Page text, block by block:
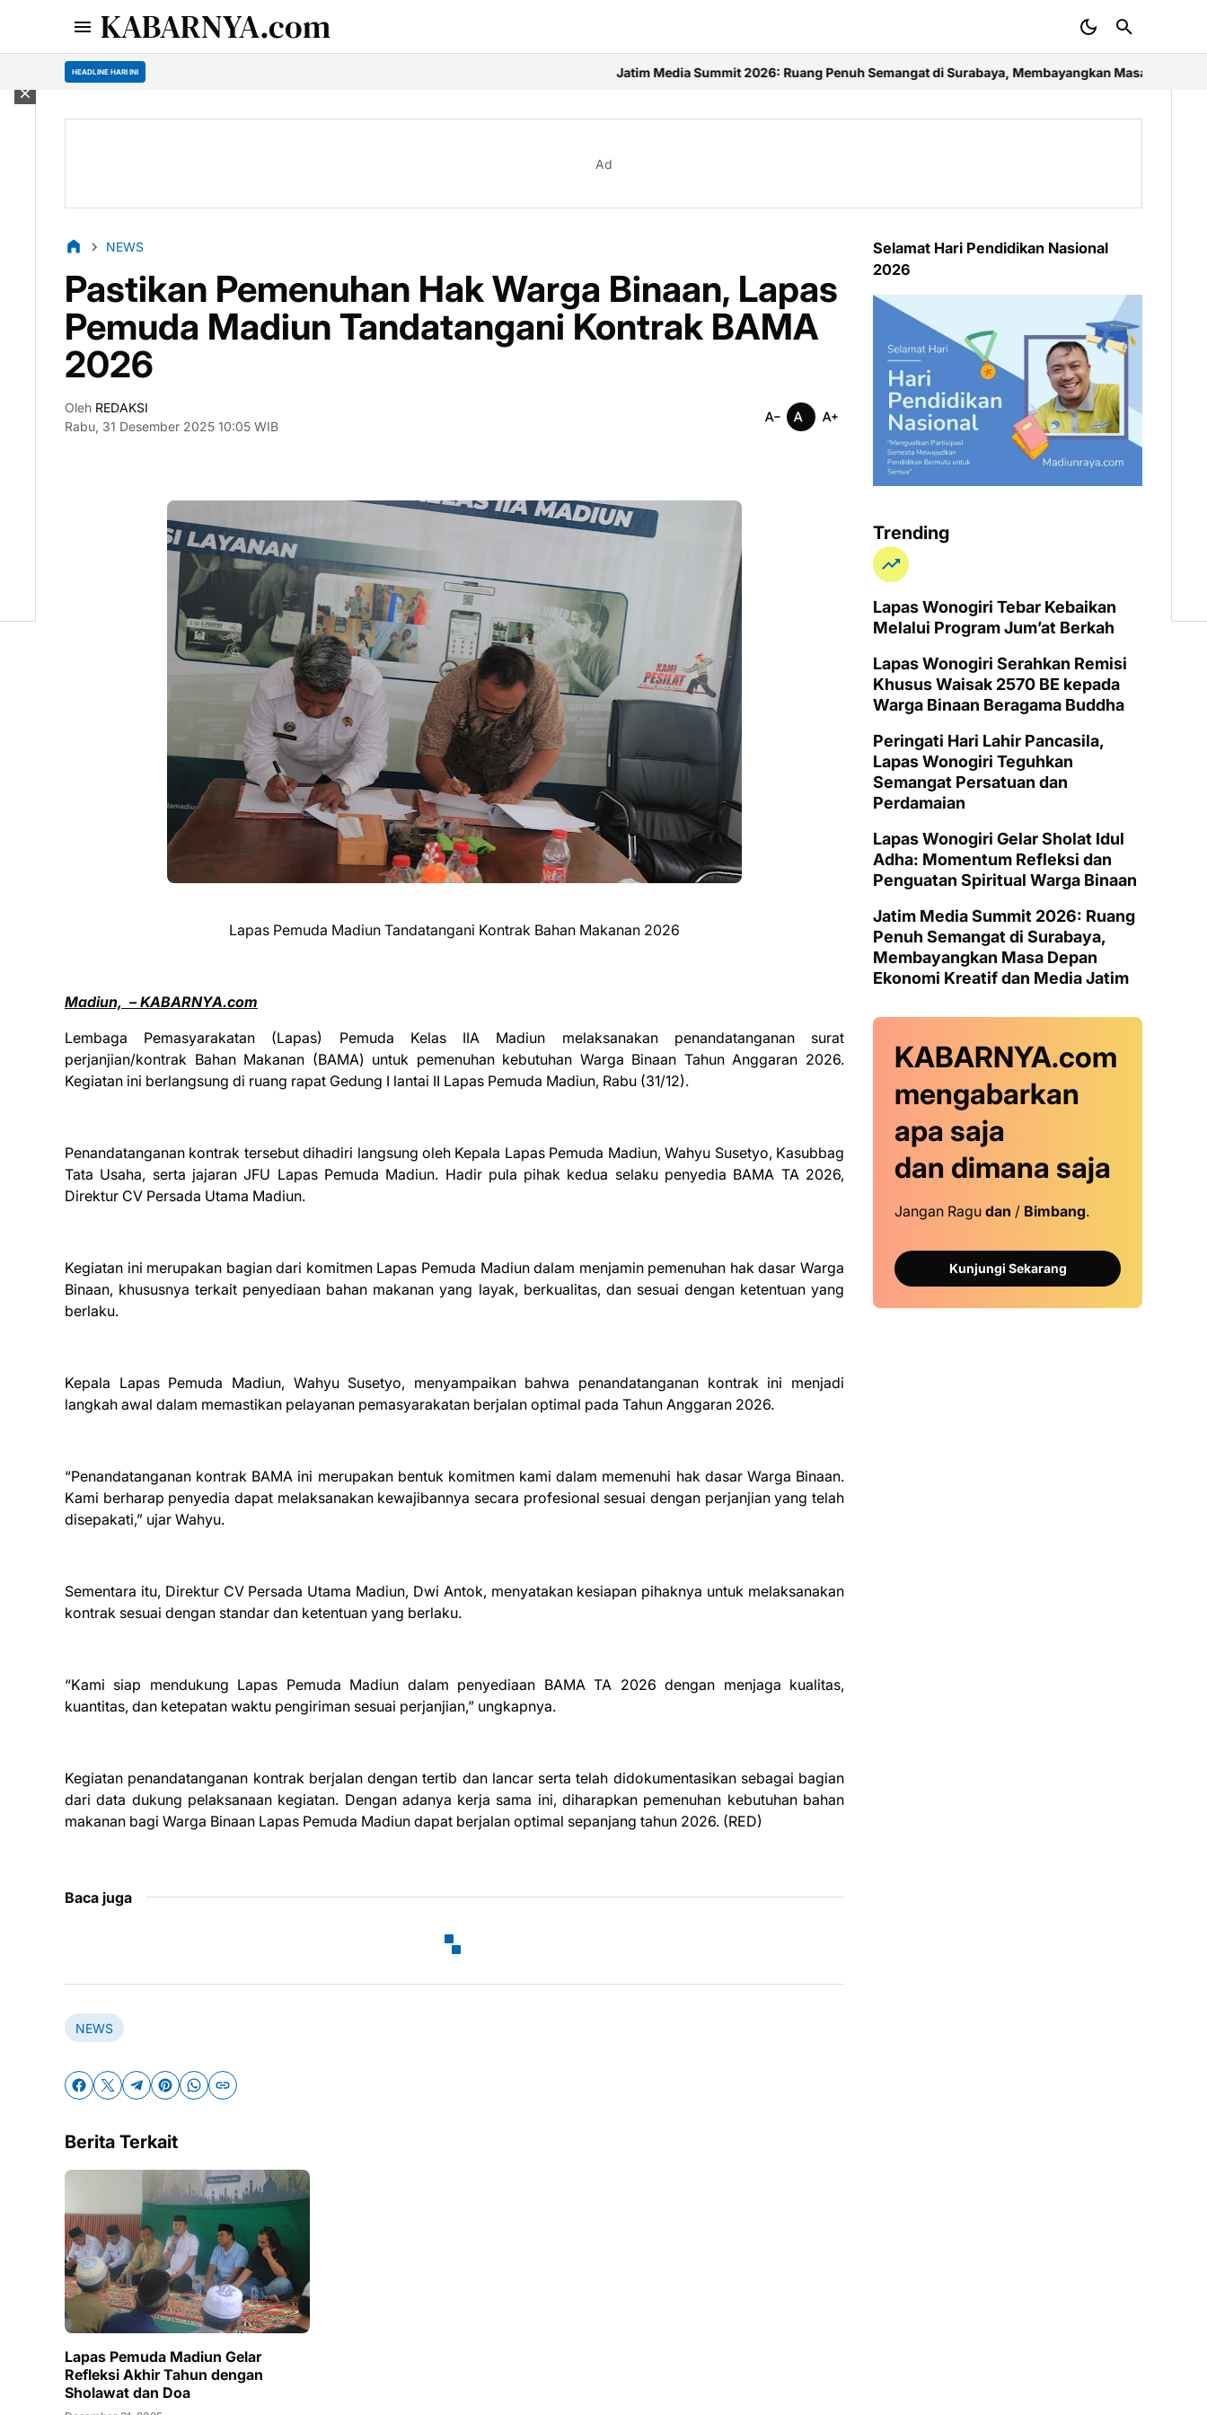
KABARNYA.com
HEADLINE HARI INI Jatim Media Summit 2026: Ruang Penuh Semangat di Surabaya, Membayangkan Masa Depan Ekonomi Kreatif dan
Ad
NEWS
Pastikan Pemenuhan Hak Warga Binaan, Lapas
Pemuda Madiun Tandatangani Kontrak BAMA
2026
Oleh REDAKSI
Rabu, 31 Desember 2025 10:05 WIB
Lapas Pemuda Madiun Tandatangani Kontrak Bahan Makanan 2026
Madiun, – KABARNYA.com
Lembaga Pemasyarakatan (Lapas) Pemuda Kelas IIA Madiun melaksanakan penandatanganan surat
perjanjian/kontrak Bahan Makanan (BAMA) untuk pemenuhan kebutuhan Warga Binaan Tahun Anggaran 2026.
Kegiatan ini berlangsung di ruang rapat Gedung I lantai II Lapas Pemuda Madiun, Rabu (31/12).
Penandatanganan kontrak tersebut dihadiri langsung oleh Kepala Lapas Pemuda Madiun, Wahyu Susetyo, Kasubbag
Tata Usaha, serta jajaran JFU Lapas Pemuda Madiun. Hadir pula pihak kedua selaku penyedia BAMA TA 2026,
Direktur CV Persada Utama Madiun.
Kegiatan ini merupakan bagian dari komitmen Lapas Pemuda Madiun dalam menjamin pemenuhan hak dasar Warga
Binaan, khususnya terkait penyediaan bahan makanan yang layak, berkualitas, dan sesuai dengan ketentuan yang
berlaku.
Kepala Lapas Pemuda Madiun, Wahyu Susetyo, menyampaikan bahwa penandatanganan kontrak ini menjadi
langkah awal dalam memastikan pelayanan pemasyarakatan berjalan optimal pada Tahun Anggaran 2026.
“Penandatanganan kontrak BAMA ini merupakan bentuk komitmen kami dalam memenuhi hak dasar Warga Binaan.
Kami berharap penyedia dapat melaksanakan kewajibannya secara profesional sesuai dengan perjanjian yang telah
disepakati,” ujar Wahyu.
Sementara itu, Direktur CV Persada Utama Madiun, Dwi Antok, menyatakan kesiapan pihaknya untuk melaksanakan
kontrak sesuai dengan standar dan ketentuan yang berlaku.
“Kami siap mendukung Lapas Pemuda Madiun dalam penyediaan BAMA TA 2026 dengan menjaga kualitas,
kuantitas, dan ketepatan waktu pengiriman sesuai perjanjian,” ungkapnya.
Kegiatan penandatanganan kontrak berjalan dengan tertib dan lancar serta telah didokumentasikan sebagai bagian
dari data dukung pelaksanaan kegiatan. Dengan adanya kerja sama ini, diharapkan pemenuhan kebutuhan bahan
makanan bagi Warga Binaan Lapas Pemuda Madiun dapat berjalan optimal sepanjang tahun 2026. (RED)
Baca juga
NEWS
Berita Terkait
Lapas Pemuda Madiun Gelar
Refleksi Akhir Tahun dengan
Sholawat dan Doa
Selamat Hari Pendidikan Nasional
2026
Trending
Lapas Wonogiri Tebar Kebaikan
Melalui Program Jum’at Berkah
Lapas Wonogiri Serahkan Remisi
Khusus Waisak 2570 BE kepada
Warga Binaan Beragama Buddha
Peringati Hari Lahir Pancasila,
Lapas Wonogiri Teguhkan
Semangat Persatuan dan
Perdamaian
Lapas Wonogiri Gelar Sholat Idul
Adha: Momentum Refleksi dan
Penguatan Spiritual Warga Binaan
Jatim Media Summit 2026: Ruang
Penuh Semangat di Surabaya,
Membayangkan Masa Depan
Ekonomi Kreatif dan Media Jatim
KABARNYA.com
mengabarkan
apa saja
dan dimana saja
Jangan Ragu dan / Bimbang.
Kunjungi Sekarang